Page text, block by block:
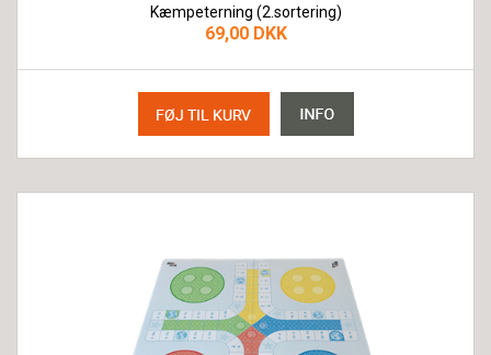
Kæmpeterning (2.sortering)
69,00 DKK